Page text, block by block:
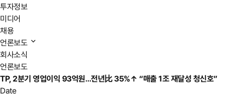
투자정보
미디어
채용
언론보도
회사소식
언론보도
TP, 2분기 영업이익 93억원…전년比 35%↑ “매출 1조 재달성 청신호”
Date